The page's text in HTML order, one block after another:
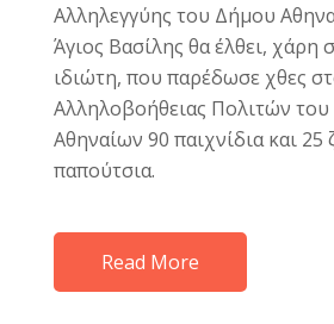
Αλληλεγγύης του Δήμου
Άγιος Βασίλης θα έλθει,
ιδιώτη, που παρέδωσε χθες
Αλληλοβοήθειας Πολιτών
Αθηναίων 90 παιχνίδια και 25
παπούτσια.
Read More